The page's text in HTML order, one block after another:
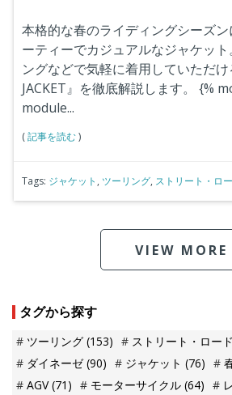
本格的な春のライディングシーズ
ーティーでカジュアルなジャケッ
ングなどで気軽に着用していただ
JACKET』を徹底解説します。
{%
module...
(記事を読む)
Tags: ジャケット , ツーリング, ストリート・ロ
VIEW MORE
タグから探す
ツーリング (153) ストリート・ロード
ダイネーゼ(90) ジャケット (76)
AGV(71) モーターサイクル (64)